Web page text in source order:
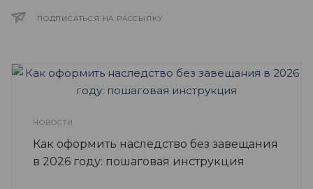
ПОДПИСАТЬСЯ НА РАССЫЛКУ
НОВОСТИ
Как оформить наследство без завещания
в 2026 году: пошаговая инструкция